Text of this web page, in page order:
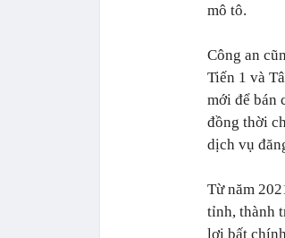
mô tô.
Công an
Tiến 1 và
mới để bán
đồng thời
dịch vụ
Từ năm
tỉnh, thành
lợi bất